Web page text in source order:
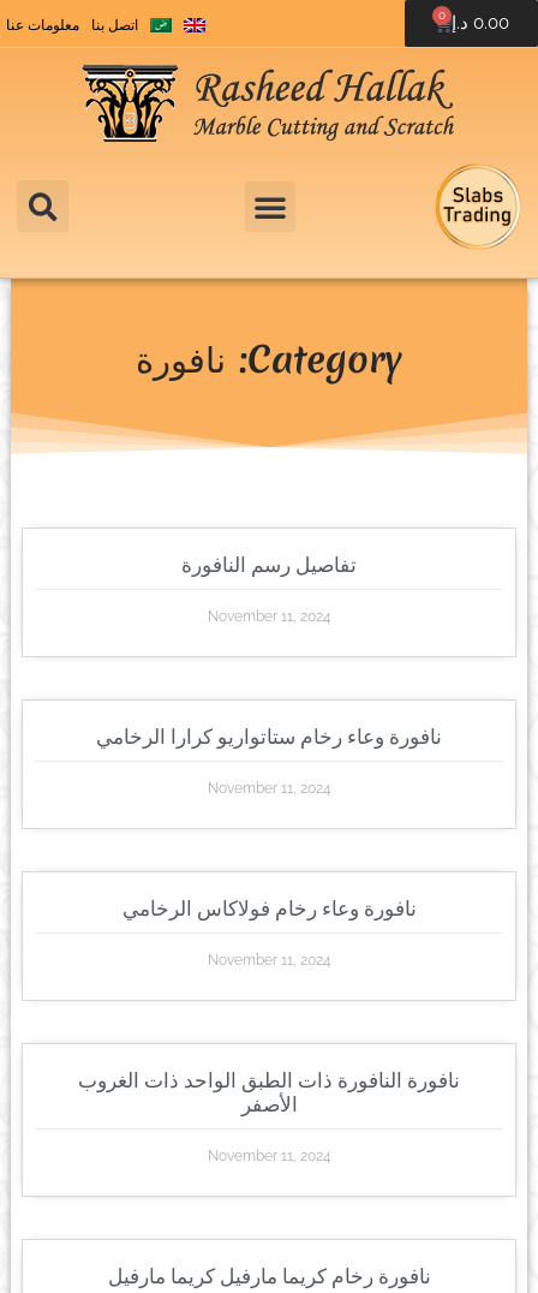
0.00 د.إ 0
اتصل بنا معلومات عنا
Category: نافورة
تفاصيل رسم النافورة
November 11, 2024
نافورة وعاء رخام ستاتواريو كرارا الرخامي
November 11, 2024
نافورة وعاء رخام فولاكاس الرخامي
November 11, 2024
نافورة النافورة ذات الطبق الواحد ذات الغروب
الأصفر
November 11, 2024
نافورة رخام كريما مارفيل كريما مارفيل